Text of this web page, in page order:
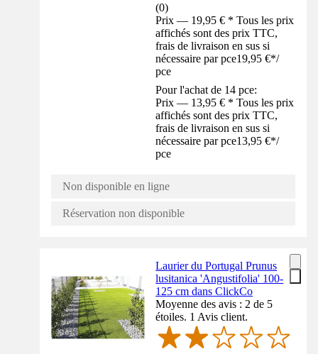
(0)
Prix — 19,95 € * Tous les prix
affichés sont des prix TTC,
frais de livraison en sus si
nécessaire par pce19,95 €*/
pce
Pour l'achat de 14 pce:
Prix — 13,95 € * Tous les prix
affichés sont des prix TTC,
frais de livraison en sus si
nécessaire par pce13,95 €*/
pce
Non disponible en ligne
Réservation non disponible
Laurier du Portugal Prunus
lusitanica 'Angustifolia' 100-
125 cm dans ClickCo
Moyenne des avis : 2 de 5
étoiles. 1 Avis client.